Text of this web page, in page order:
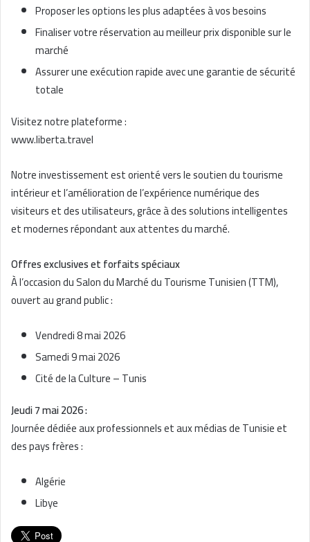
Proposer les options les plus adaptées à vos besoins
Finaliser votre réservation au meilleur prix disponible sur le
marché
Assurer une exécution rapide avec une garantie de sécurité
totale
Visitez notre plateforme :
www.liberta.travel
Notre investissement est orienté vers le soutien du tourisme
intérieur et l’amélioration de l’expérience numérique des
visiteurs et des utilisateurs, grâce à des solutions intelligentes
et modernes répondant aux attentes du marché.
Offres exclusives et forfaits spéciaux
À l’occasion du Salon du Marché du Tourisme Tunisien (TTM),
ouvert au grand public :
Vendredi 8 mai 2026
Samedi 9 mai 2026
Cité de la Culture – Tunis
Jeudi 7 mai 2026 :
Journée dédiée aux professionnels et aux médias de Tunisie et
des pays frères :
Algérie
Libye